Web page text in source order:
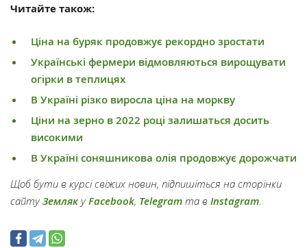
Читайте також:
Ціна на буряк продовжує рекордно зростати
Українські фермери відмовляються вирощувати
огірки в теплицях
В Україні різко виросла ціна на моркву
Ціни на зерно в 2022 році залишаться досить
високими
В Україні соняшникова олія продовжує дорожчати
Щоб бути в курсі свіжих новин, підпишіться на сторінки
сайтуЗемлякуFacebook, Telegram та в Instagram